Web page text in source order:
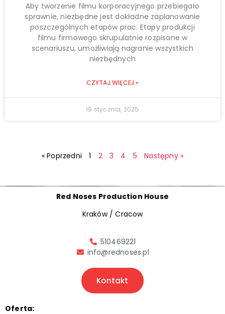
Aby tworzenie filmu korporacyjnego przebiegało
sprawnie, niezbędne jest dokładne zaplanowanie
poszczególnych etapów prac. Etapy produkcji
filmu firmowego skrupulatnie rozpisane w
scenariuszu, umożliwiają nagranie wszystkich
niezbędnych
CZYTAJ WIĘCEJ »
19 stycznia, 2025
« Poprzedni 1 2 3 4 5 Następny »
Red Noses Production House
Kraków / Cracow
510469221
info@rednoses.pl
Kontakt
Oferta: